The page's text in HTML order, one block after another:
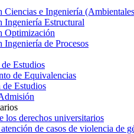
Ciencias e Ingeniería
Ingeniería Estructural
Optimización
Ingeniería de Procesos
Estudios
de Equivalencias
Estudios
los derechos universitarios
de casos de violencia de